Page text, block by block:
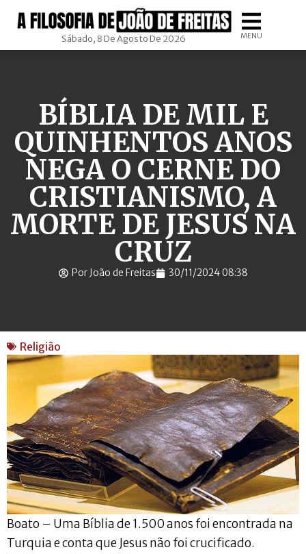
Sábado, 8 De Agosto De 2026 MENU
BÍBLIA DE MIL E
QUINHENTOS ANOS
NEGA O CERNE DO
CRISTIANISMO, A
MORTE DE JESUS NA
CRUZ
Por João de Freitas 30/11/2024 08:38
Religião
Boato – Uma Bíblia de 1.500 anos foi encontrada na
Turquia e conta que Jesus não foi crucificado.